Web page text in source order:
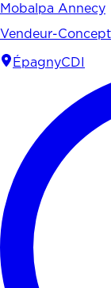
Mobalpa Annecy
Vendeur-
ÉpagnyCDI